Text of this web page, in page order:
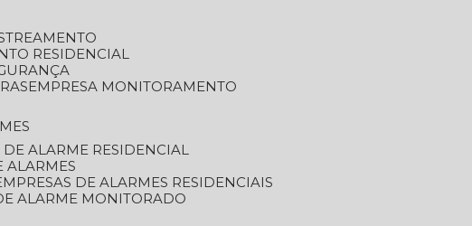
RESIDENCIAL
EMPRESA MONITORAMENTO
DE ALARME RESIDENCIAL
ALARMES
EMPRESAS DE ALARMES RESIDENCIAIS
ALARME MONITORADO